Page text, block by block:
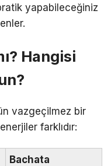
yapabileceğiniz
Hangisi
vazgeçilmez bir
farklıdır:
Bachata